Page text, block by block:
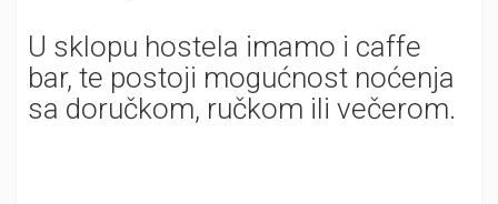
U sklopu hostela imamo i caffe
bar, te postoji mogućnost noćenja
sa doručkom, ručkom ili večerom.